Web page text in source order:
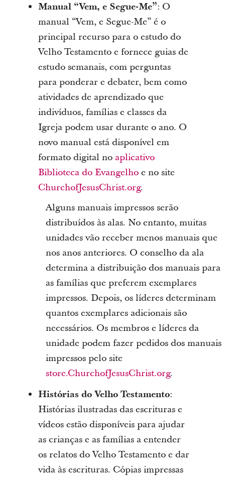
Manual “Vem, e Segue-Me”: O
manual “Vem, e Segue-Me” é o
principal recurso para o estudo do
Velho Testamento e fornece guias de
estudo semanais, com perguntas
para ponderar e debater, bem como
atividades de aprendizado que
indivíduos, famílias e classes da
Igreja podem usar durante o ano. O
novo manual está disponível em
formato digital no aplicativo
Biblioteca do Evangelhoe no site
ChurchofJesusChrist.org.
Alguns manuais impressos serão
distribuídos às alas. No entanto, muitas
unidades vão receber menos manuais que
nos anos anteriores. O conselho da ala
determina a distribuição dos manuais para
as famílias que preferem exemplares
impressos. Depois, os líderes determinam
quantos exemplares adicionais são
necessários. Os membros e líderes da
unidade podem fazer pedidos dos manuais
impressos pelo site
store.ChurchofJesusChrist.org.
Histórias do Velho Testamento:
Histórias ilustradas das escrituras e
vídeos estão disponíveis para ajudar
as crianças e as famílias a entender
os relatos do Velho Testamento e dar
vida às escrituras. Cópias impressas